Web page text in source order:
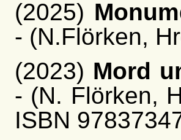
(2025)
- (N.Flörken,
(2023) Mord
- (N. Flörken,
ISBN